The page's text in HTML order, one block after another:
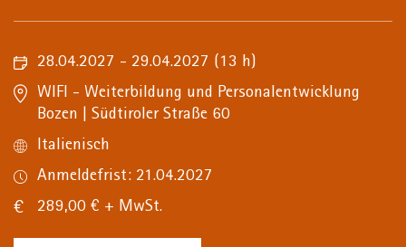
28.04.2027 - 29.04.2027 (13 h)
WIFI - Weiterbildung und Personalentwicklung
Bozen | Südtiroler Straße 60
Italienisch
Anmeldefrist: 21.04.2027
289,00 € + MwSt.